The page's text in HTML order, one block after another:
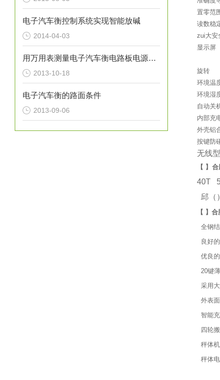
电子汽车衡控制系统实现智能放碱
2014-04-03
用万用表测量电子汽车衡电路板电源阻值
2013-10-18
电子汽车衡的路面条件
2013-09-06
置零
读数
zui大
显示
旋转
环
环境
自动
内部
外壳
按键
无线
【 】
40T
邱（
【 】
全钢
良好
优良
20键
采用
外表
智能
四轮
秤体
秤体